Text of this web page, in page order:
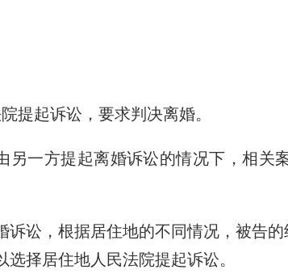
提起诉讼，要求判决离婚。
一方提起离婚诉讼的情况下，相
讼，根据居住地的不同情况，被告
择居住地人民法院提起诉讼。